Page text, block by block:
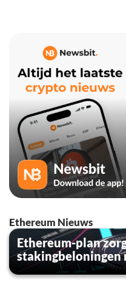
Ethereum Nieuws
Ethereum-plan
stakingbeloningen